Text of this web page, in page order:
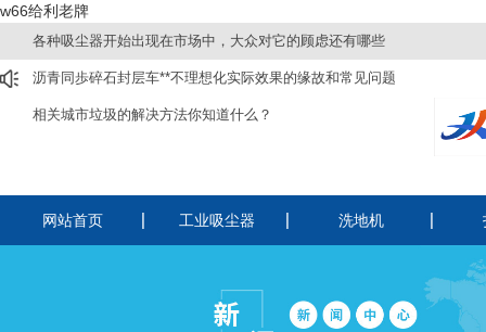
w66给利老牌
各种吸尘器开始出现在市场中，大众对它的顾虑还有哪些
沥青同歩碎石封层车**不理想化实际效果的缘故和常见问题
相关城市垃圾的解决方法你知道什么？
网站首页 工业吸尘器
380v工业吸尘器
洗地机
驾驶式洗地机
驾
手